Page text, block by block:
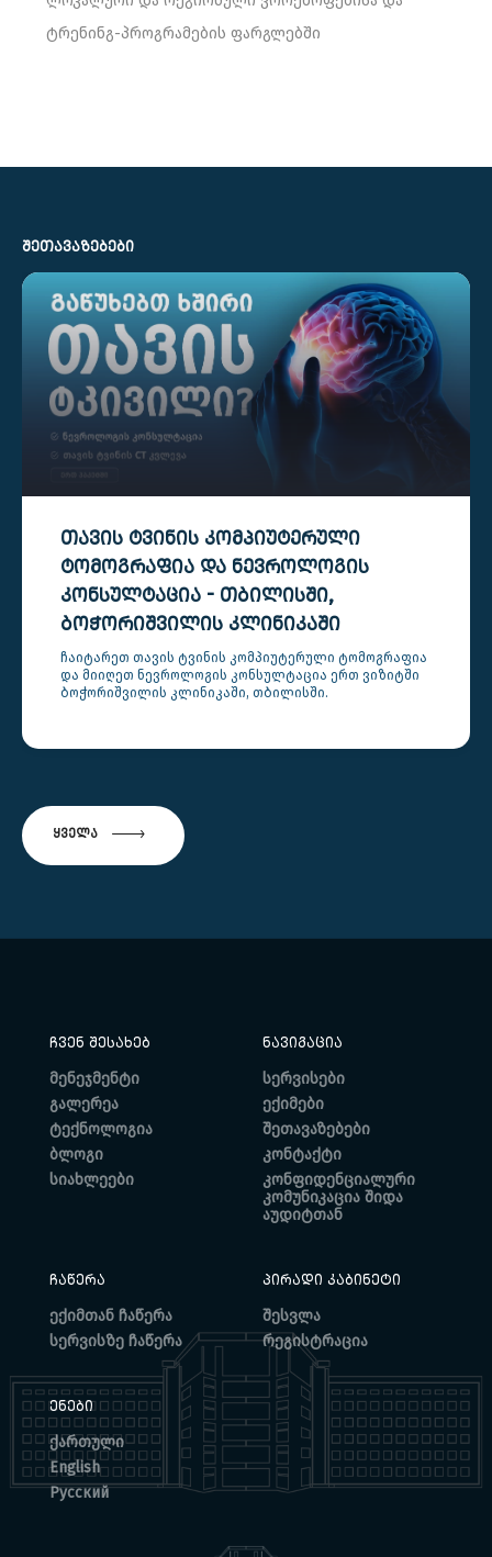
ტრენინგ-პროგრამების ფარგლებში
ᲨᲔᲗᲐᲕᲐᲖᲔᲑᲔᲑᲘ
ᲗᲐᲕᲘᲡ ᲢᲕᲘᲜᲘᲡ ᲙᲝᲛᲞᲘᲣᲢᲔᲠᲣᲚᲘ
ᲢᲝᲛᲝᲒᲠᲐᲤᲘᲐ ᲓᲐ ᲜᲔᲕᲠᲝᲚᲝᲒᲘᲡ
ᲙᲝᲜᲡᲣᲚᲢᲐᲪᲘᲐ - ᲗᲑᲘᲚᲘᲡᲨᲘ,
ᲑᲝᲭᲝᲠᲘᲨᲕᲘᲚᲘᲡ ᲙᲚᲘᲜᲘᲙᲐᲨᲘ
ჩაიტარეთ თავის ტვინის კომპიუტერული ტომოგრაფია
და მიიღეთ ნევროლოგის კონსულტაცია ერთ ვიზიტში
ბოჭორიშვილის კლინიკაში, თბილისში.
ᲧᲕᲔᲚᲐ
ᲩᲕᲔᲜ ᲨᲔᲡᲐᲮᲔᲑ
მენეჯმენტი
გალერეა
ტექნოლოგია
ბლოგი
სიახლეები
ᲜᲐᲕᲘᲒᲐᲪᲘᲐ
სერვისები
ექიმები
შეთავაზებები
კონტაქტი
კონფიდენციალური
კომუნიკაცია შიდა
აუდიტთან
ᲩᲐᲬᲔᲠᲐ
ექიმთან ჩაწერა
სერვისზე ჩაწერა
ᲞᲘᲠᲐᲓᲘ ᲙᲐᲑᲘᲜᲔᲢᲘ
შესვლა
რეგისტრაცია
ᲔᲜᲔᲑᲘ
ქართული
English
Русский